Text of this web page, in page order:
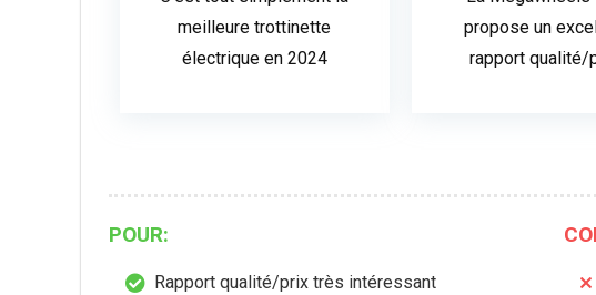
meilleure trottinette
électrique en 2024
propose un
rapport qualité/
POUR:
Rapport qualité/prix très intéressant